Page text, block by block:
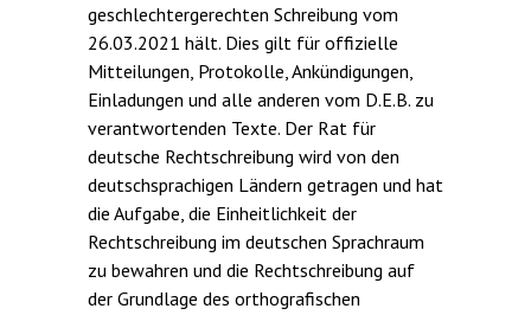
geschlechtergerechten Schreibung vom
26.03.2021 hält. Dies gilt für offizielle
Mitteilungen, Protokolle, Ankündigungen,
Einladungen und alle anderen vom D.E.B. zu
verantwortenden Texte. Der Rat für
deutsche Rechtschreibung wird von den
deutschsprachigen Ländern getragen und hat
die Aufgabe, die Einheitlichkeit der
Rechtschreibung im deutschen Sprachraum
zu bewahren und die Rechtschreibung auf
der Grundlage des orthografischen